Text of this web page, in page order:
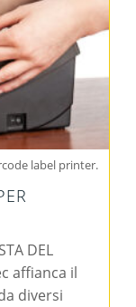
label printer.
DEL
affianca il
diversi